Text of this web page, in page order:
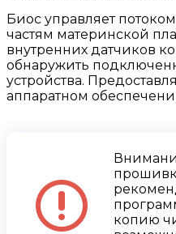
Биос управляет
частям материнской
внутренних датчиков
обнаружить
устройства.
аппаратном
копию